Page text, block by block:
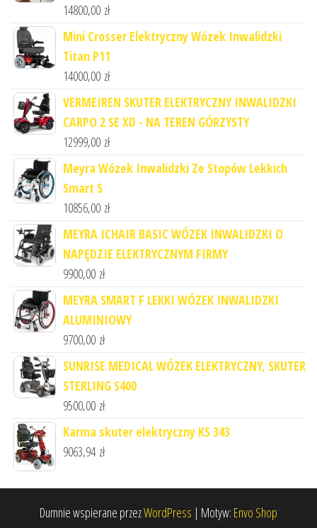
14800,00 zł
Mini Crosser Elektryczny Wózek Inwalidzki
Titan P11
14000,00 zł
VERMEIREN SKUTER ELEKTRYCZNY INWALIDZKI
CARPO 2 SE XD - NA TEREN GÓRZYSTY
12999,00 zł
Meyra Wózek Inwalidzki Ze Stopów Lekkich
Smart S
10856,00 zł
MEYRA ICHAIR BASIC WÓZEK INWALIDZKI O
NAPĘDZIE ELEKTRYCZNYM FIRMY
9900,00 zł
MEYRA SMART F LEKKI WÓZEK INWALIDZKI
ALUMINIOWY
9700,00 zł
SUNRISE MEDICAL WÓZEK ELEKTRYCZNY, SKUTER
STERLING S400
9500,00 zł
Karma skuter elektryczny KS 343
9063,94 zł
Dumnie wspierane przezWordPress | Motyw: Envo Shop